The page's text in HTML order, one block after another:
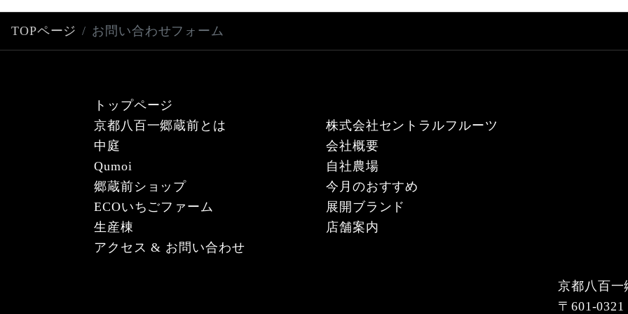
TOPページ お問い合わせフォーム
トップページ
京都八百一郷蔵前とは
中庭
Qumoi
郷蔵前ショップ
ECOいちごファーム
生産棟
アクセス & お問い合わせ
株式会社セントラルフルーツ
会社概要
自社農場
今月のおすすめ
展開ブランド
店舗案内
京都八百一
〒601-0321